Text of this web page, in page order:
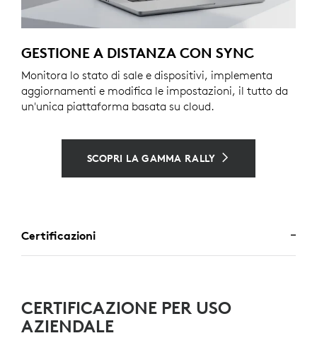
GESTIONE A DISTANZA CON SYNC
Monitora lo stato di sale e dispositivi, implementa
aggiornamenti e modifica le impostazioni, il tutto da
un'unica piattaforma basata su cloud.
SCOPRI LA GAMMA RALLY
Certificazioni
CERTIFICAZIONE PER USO
AZIENDALE